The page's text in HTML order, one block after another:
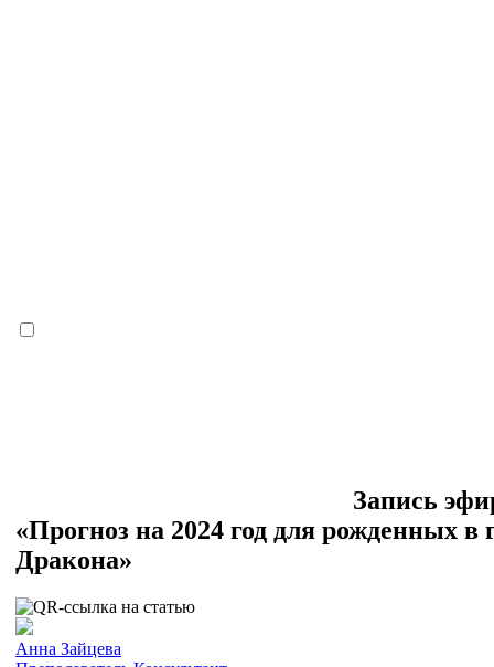
Запись
«Прогноз на 2024 год для рожденных в
Дракона»
Анна Зайцева